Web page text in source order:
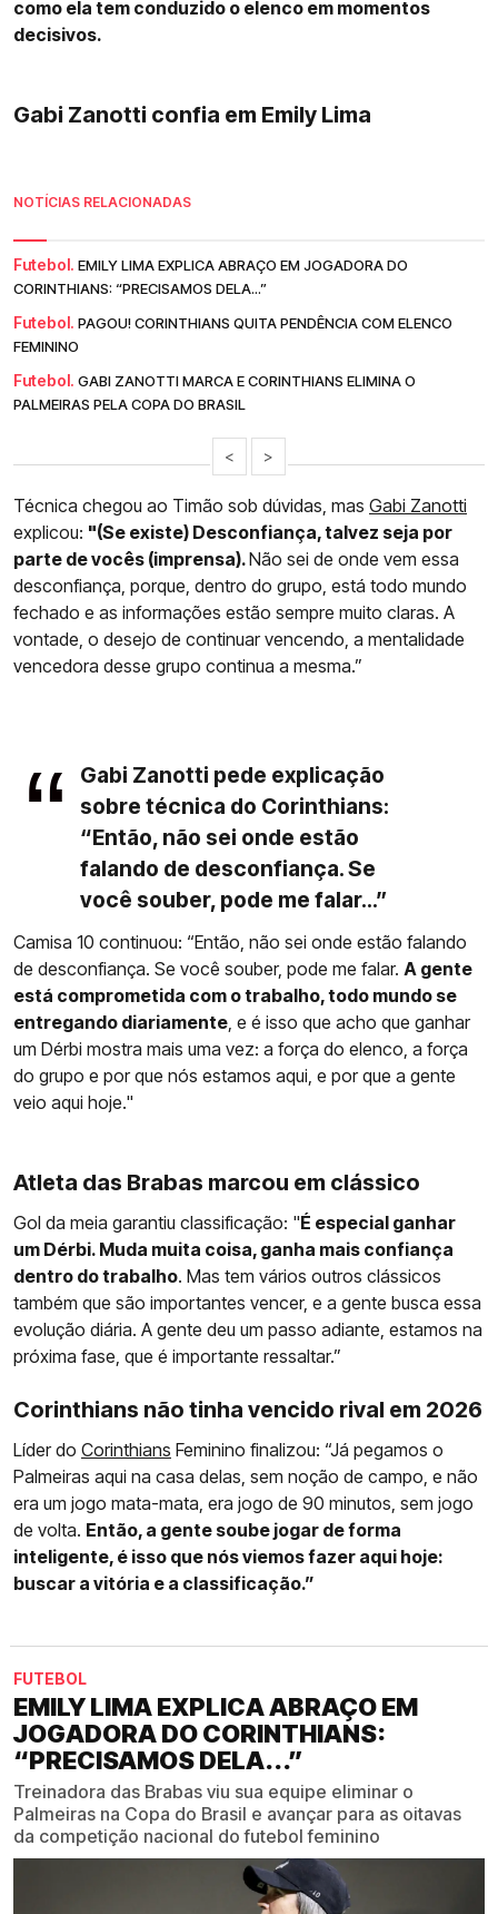
como ela tem conduzido o elenco em momentos
decisivos.
Gabi Zanotti confia em Emily Lima
NOTÍCIAS RELACIONADAS
Futebol. EMILY LIMA EXPLICA ABRAÇO EM JOGADORA DO
CORINTHIANS: “PRECISAMOS DELA...”
Futebol. PAGOU! CORINTHIANS QUITA PENDÊNCIA COM ELENCO
FEMININO
Futebol. GABI ZANOTTI MARCA E CORINTHIANS ELIMINA O
PALMEIRAS PELA COPA DO BRASIL
< >
Técnica chegou ao Timão sob dúvidas, mas Gabi Zanotti
explicou: "(Se existe) Desconfiança, talvez seja por
parte de vocês (imprensa).Não sei de onde vem essa
desconfiança, porque, dentro do grupo, está todo mundo
fechado e as informações estão sempre muito claras. A
vontade, o desejo de continuar vencendo, a mentalidade
vencedora desse grupo continua a mesma.”
Gabi Zanotti pede explicação
sobre técnica do Corinthians:
“Então, não sei onde estão
falando de desconfiança. Se
você souber, pode me falar...”
Camisa 10 continuou: “Então, não sei onde estão falando
de desconfiança. Se você souber, pode me falar. A gente
está comprometida com o trabalho, todo mundo se
entregando diariamente, e é isso que acho que ganhar
um Dérbi mostra mais uma vez: a força do elenco, a força
do grupo e por que nós estamos aqui, e por que a gente
veio aqui hoje."
Atleta das Brabas marcou em clássico
Gol da meia garantiu classificação: "É especial ganhar
um Dérbi. Muda muita coisa, ganha mais confiança
dentro do trabalho. Mas tem vários outros clássicos
também que são importantes vencer, e a gente busca essa
evolução diária. A gente deu um passo adiante, estamos na
próxima fase, que é importante ressaltar.”
Corinthians não tinha vencido rival em 2026
Líder do Corinthians Feminino finalizou: “Já pegamos o
Palmeiras aqui na casa delas, sem noção de campo, e não
era um jogo mata-mata, era jogo de 90 minutos, sem jogo
de volta. Então, a gente soube jogar de forma
inteligente, é isso que nós viemos fazer aqui hoje:
buscar a vitória e a classificação.”
FUTEBOL
EMILY LIMA EXPLICA ABRAÇO EM
JOGADORA DO CORINTHIANS:
“PRECISAMOS DELA...”
Treinadora das Brabas viu sua equipe eliminar o
Palmeiras na Copa do Brasil e avançar para as oitavas
da competição nacional do futebol feminino